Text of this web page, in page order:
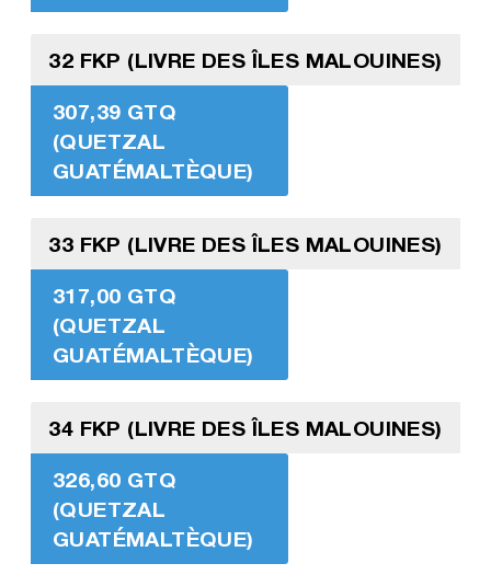
32 FKP (LIVRE DES ÎLES MALOUINES)
307,39 GTQ
(QUETZAL
GUATÉMALTÈQUE)
33 FKP (LIVRE DES ÎLES MALOUINES)
317,00 GTQ
(QUETZAL
GUATÉMALTÈQUE)
34 FKP (LIVRE DES ÎLES MALOUINES)
326,60 GTQ
(QUETZAL
GUATÉMALTÈQUE)